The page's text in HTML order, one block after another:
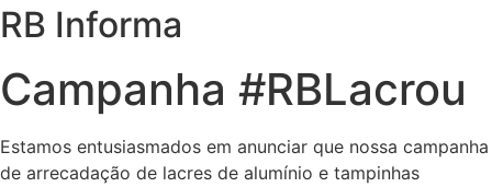
RB Informa
Campanha #RBLacrou
Estamos entusiasmados em anunciar que nossa campanha
de arrecadação de lacres de alumínio e tampinhas